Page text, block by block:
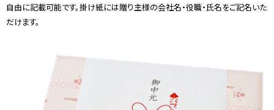
自由に記載可能です。掛け紙には贈り主様の会社名・役職・氏名をご記名いた
だけます。